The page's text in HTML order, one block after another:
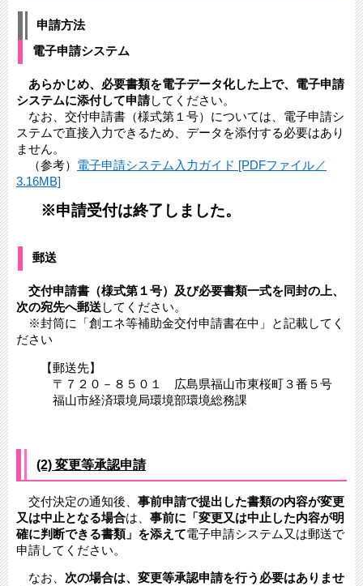
申請方法
電子申請システム
あらかじめ、必要書類を電子データ化した上で、電子申請
システムに添付して申請してください。
なお、交付申請書（様式第１号）については、電子申請シ
ステムで直接入力できるため、データを添付する必要はあり
ません。
（参考）​ 電子申請システム入力ガイド [PDFファイル／
3.16MB]
※申請受付は終了しました。
郵送
交付申請書（様式第１号）及び必要書類一式を同封の上、
次の宛先へ郵送 してください。
​ ※封筒に「創エネ等補助金交付申請書在中」と記載してく
ださい
【郵送先】
〒７２０－８５０１ 広島県福山市東桜町３番５号
福山市経済環境局環境部環境総務課
(2) 変更等承認申請
交付決定の通知後、 事前申請で提出した書類の内容が変更
又は中止となる場合は、 事前に「変更又は中止した内容が明
確に判断できる書類」を添えて電子申請システム又は郵送で
申請してください。​
なお、 次の場合は、変更等承認申請を行う必要はありませ